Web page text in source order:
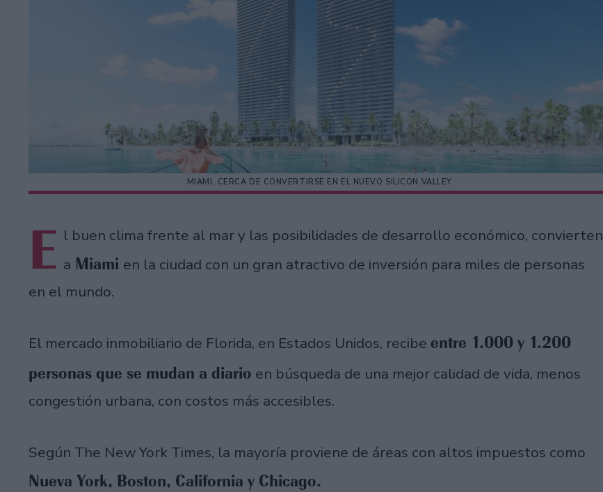
MIAMI, CERCA DE CONVERTIRSE EN EL NUEVO SILICON VALLEY
E l buen clima frente al mar y las posibilidades de desarrollo económico, convierten
a Miami en la ciudad con un gran atractivo de inversión para miles de personas
en el mundo.
El mercado inmobiliario de Florida, en Estados Unidos, recibe entre 1.000 y 1.200
personas que se mudan a diario en búsqueda de una mejor calidad de vida, menos
congestión urbana, con costos más accesibles.
Según The New York Times, la mayoría proviene de áreas con altos impuestos como
Nueva York, Boston, California y Chicago.